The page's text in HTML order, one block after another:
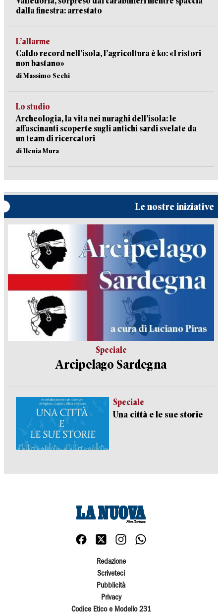
dalla finestra: arrestato
L’allarme
Caldo record nell’isola, l’agricoltura è ko: «I ristori
non bastano»
di Massimo Sechi
Lo studio
Archeologia, la vita nei nuraghi dell’isola: le
affascinanti scoperte sugli antichi sardi svelate da
un team di ricercatori
di Ilenia Mura
Le nostre iniziative
Speciale
Arcipelago Sardegna
Speciale
Una città e le sue storie
Redazione
Scriveteci
Pubblicità
Privacy
Codice Etico e Modello 231